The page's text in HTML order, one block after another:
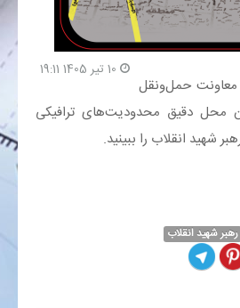
معاونت حمل‌ونقل
محل دقیق محدودیت‌های ترافیکی
رهبر شهید انقلاب